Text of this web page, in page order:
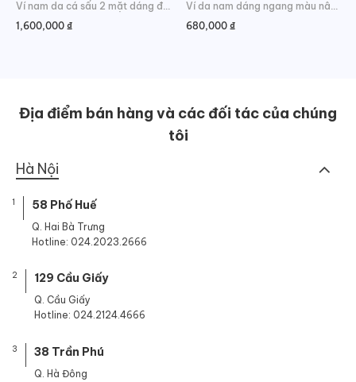
Ví nam da cá sấu 2 mặt dáng đứng da hông lịch lãm
1,600,000 ₫
Ví da nam dáng ngang màu nâu cổ điển
680,000 ₫
Địa điểm bán hàng và các đối tác của chúng
tôi
Hà Nội
1 58 Phố Huế
Q. Hai Bà Trưng
Hotline: 024.2023.2666
2 129 Cầu Giấy
Q. Cầu Giấy
Hotline: 024.2124.4666
3 38 Trần Phú
Q. Hà Đông